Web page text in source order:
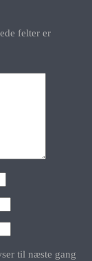
felter er
til næste gang